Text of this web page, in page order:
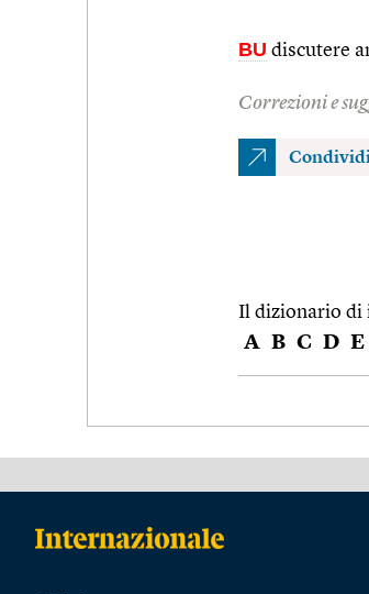
BU discutere
Correzioni e
Il dizionario di
A B C D E